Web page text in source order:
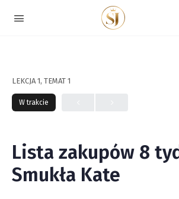
LEKCJA 1, TEMAT 1
W trakcie
Lista zakupów 8
Smukła Kate